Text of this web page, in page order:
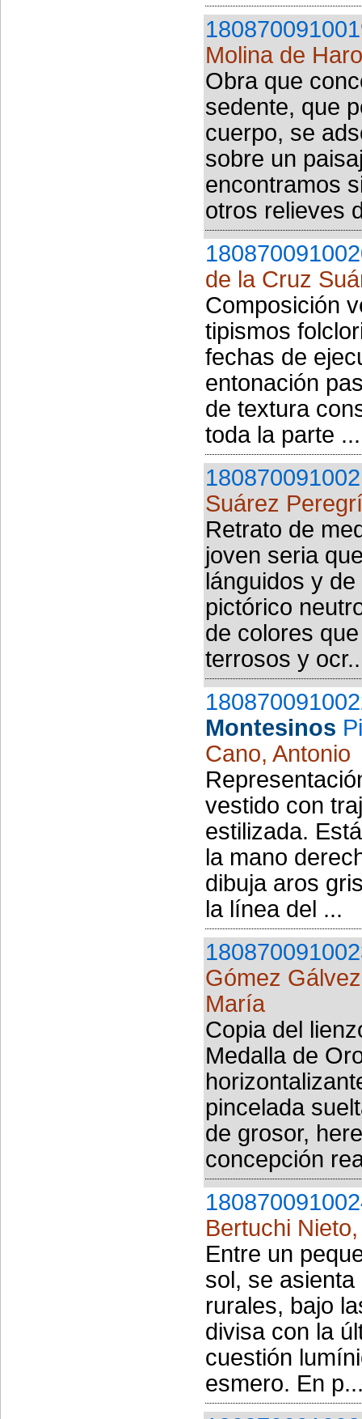
Molina de
Obra que
sedente, que
cuerpo, se
sobre un
encontramos
otros relieves
de la Cruz
Composición
tipismos
fechas de
entonación
de textura
toda la parte ...
Suárez
Retrato de
joven seria
lánguidos y
pictórico
de colores
terrosos y
Montesinos
Cano, Antonio
vestido con
estilizada.
la mano
dibuja aros
la línea del ...
Gómez
María
Copia del
Medalla de
pincelada
de grosor,
concepción
Bertuchi
Entre un
sol, se
rurales, bajo
divisa con la
cuestión
esmero. En